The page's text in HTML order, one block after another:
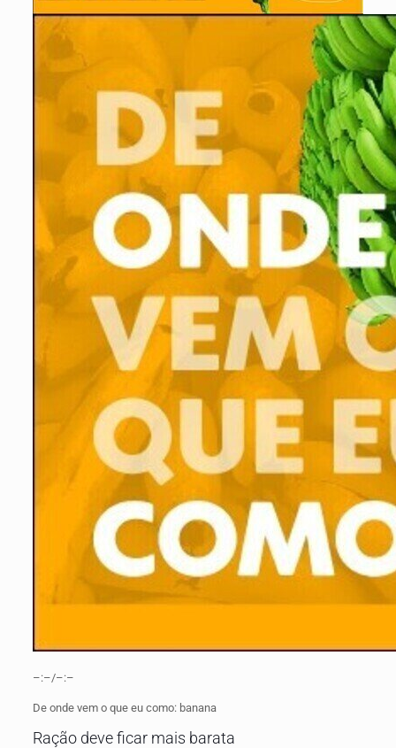
–:–/–:–
De onde vem o que eu como: banana
Ração deve ficar mais barata